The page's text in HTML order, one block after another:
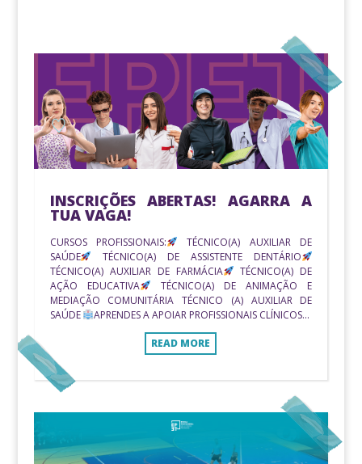
INSCRIÇÕES ABERTAS! AGARRA A
TUA VAGA!
CURSOS PROFISSIONAIS:
TÉCNICO(A) AUXILIAR DE
SAÚDE
TÉCNICO(A) DE ASSISTENTE DENTÁRIO
TÉCNICO(A) AUXILIAR DE FARMÁCIA
TÉCNICO(A) DE
AÇÃO EDUCATIVA
TÉCNICO(A) DE ANIMAÇÃO E
MEDIAÇÃO COMUNITÁRIA TÉCNICO (A) AUXILIAR DE
SAÚDE
APRENDES A APOIAR PROFISSIONAIS CLÍNICOS...
READ MORE